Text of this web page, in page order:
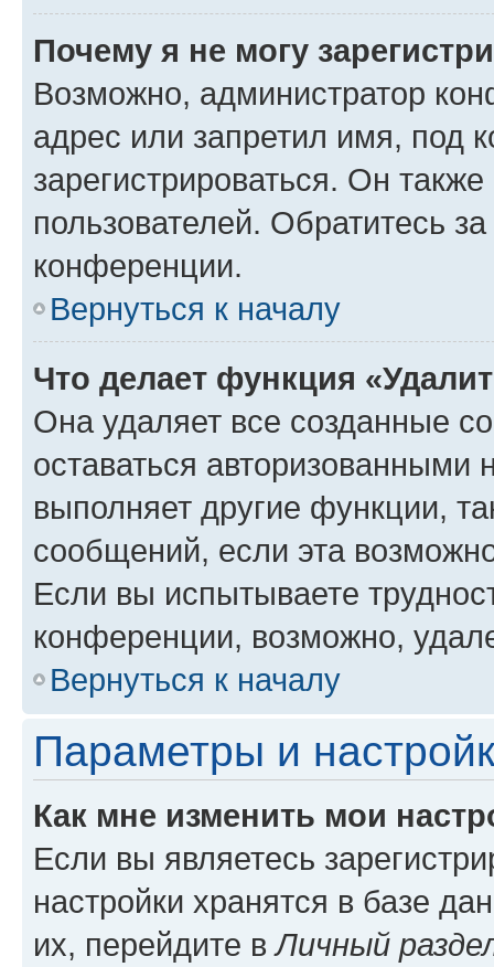
Почему я не могу
Возможно, администратор
адрес или запретил имя, под
зарегистрироваться. Он
пользователей. Обратитесь
конференции.
Вернуться к началу
Что делает функция
Она удаляет все созданные
оставаться авторизованными
выполняет другие функции,
сообщений, если эта
Если вы испытываете
конференции, возможно,
Вернуться к началу
Параметры и
Как мне изменить мои
Если вы являетесь
настройки хранятся в базе
их, перейдите вЛичный